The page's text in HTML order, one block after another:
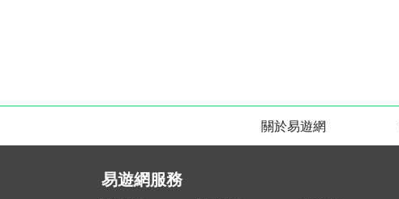
關於易遊網
易遊網服務